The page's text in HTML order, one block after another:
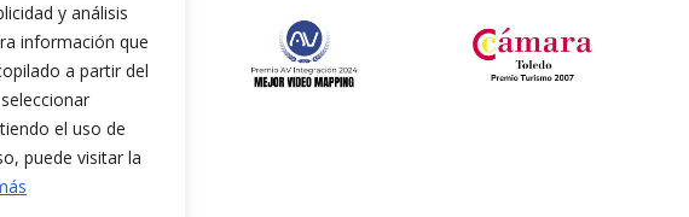
y análisis
información que
a partir del
el uso de
puede visitar la